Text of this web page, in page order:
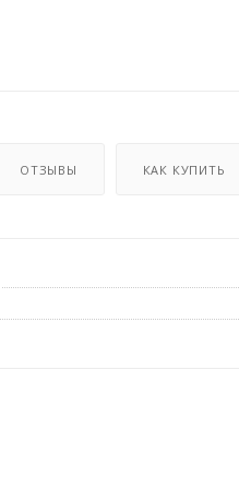
ОТЗЫВЫ КАК КУПИТЬ